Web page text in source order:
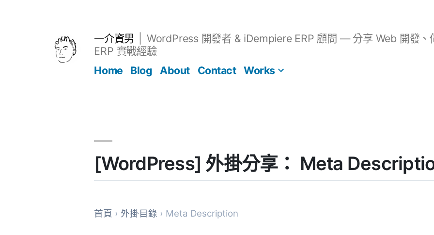
一介資男
WordPress 開發者 & iDempiere ERP 顧問 — 分享 Web 開發、
ERP 實戰經驗
Home
Blog About Contact Works
[WordPress] 外掛分享： Meta
首頁 › 外掛目錄 › Meta Description